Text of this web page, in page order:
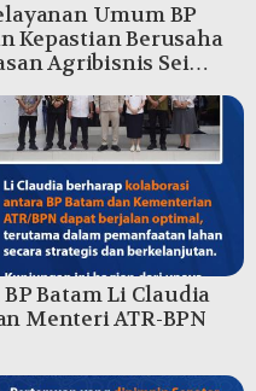
Umum BP
Kepastian Berusaha
Agribisnis Sei
Batam Li Claudia
Menteri ATR-BPN